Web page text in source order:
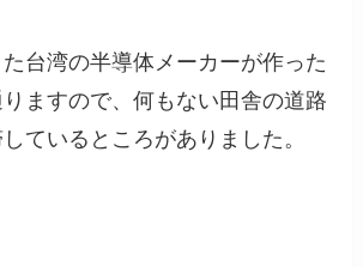
台湾の半導体メーカーが作った
ますので、何もない田舎の道路
ているところがありました。